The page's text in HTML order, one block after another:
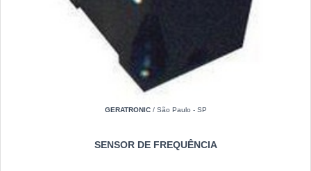
GERATRONIC/ São Paulo - SP
SENSOR DE FREQUÊNCIA